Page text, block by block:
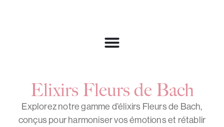
Elixirs Fleurs de Bach
Explorez notre gamme d’élixirs Fleurs de Bach,
conçus pour harmoniser vos émotions et rétablir